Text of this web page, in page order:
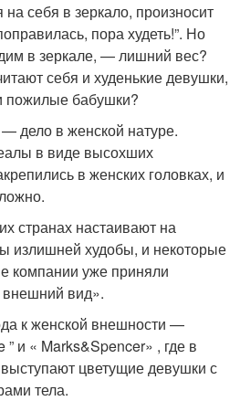
себя в зеркало, произносит
пора худеть!”. Но
в зеркале, — лишний вес?
себя и худенькие девушки,
бабушки?
дело в женской натуре.
в виде высохших
в женских головках, и
странах настаивают на
излишней худобы, и некоторые
компании уже приняли
внешний вид».
к женской внешности —
и « Marks&Spencer» , где в
цветущие девушки с
тела.